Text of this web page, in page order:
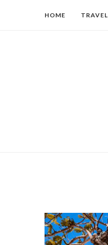
HOME TRAVEL